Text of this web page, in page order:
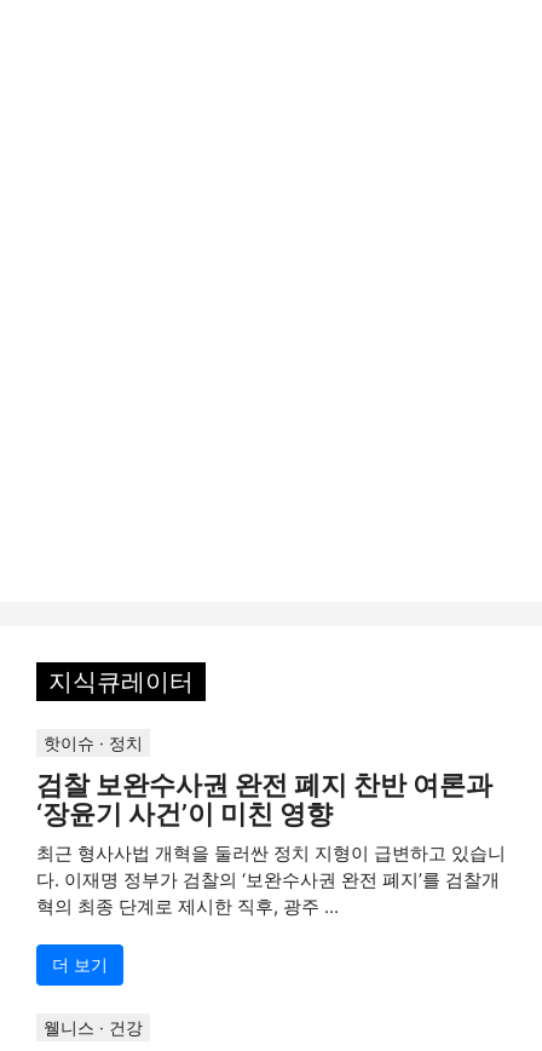
지식큐레이터
핫이슈 · 정치
검찰 보완수사권 완전 폐지 찬반 여론과
‘장윤기 사건’이 미친 영향
최근 형사사법 개혁을 둘러싼 정치 지형이 급변하고 있습니
다. 이재명 정부가 검찰의 ‘보완수사권 완전 폐지’를 검찰개
혁의 최종 단계로 제시한 직후, 광주 ...
더 보기
웰니스 · 건강